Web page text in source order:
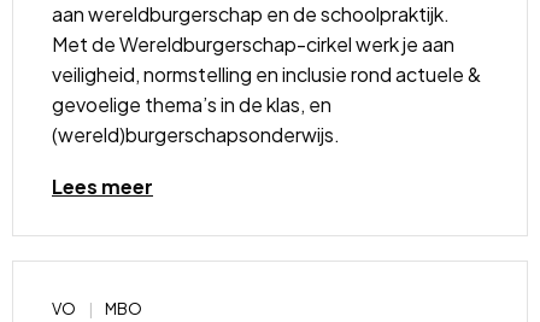
aan wereldburgerschap en de schoolpraktijk.
Met de Wereldburgerschap-cirkel werk je aan
veiligheid, normstelling en inclusie rond actuele &
gevoelige thema’s in de klas, en
(wereld)burgerschapsonderwijs.
Lees meer
Lees
over
VO MBO